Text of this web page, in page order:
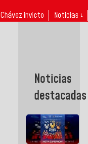
Chávez invicto Noticias ↓
Noticias
destacadas